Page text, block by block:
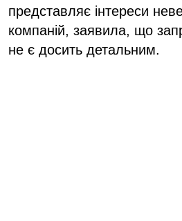
представляє інтереси
компаній, заявила, що
не є досить детальним.